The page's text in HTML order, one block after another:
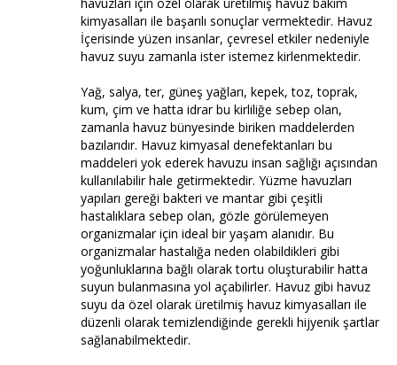
kimyasalları ile başarılı sonuçlar vermektedir. Havuz
İçerisinde yüzen insanlar, çevresel etkiler nedeniyle
havuz suyu zamanla ister istemez kirlenmektedir.
Yağ, salya, ter, güneş yağları, kepek, toz, toprak,
kum, çim ve hatta idrar bu kirliliğe sebep olan,
zamanla havuz bünyesinde biriken maddelerden
bazılarıdır. Havuz kimyasal denefektanları bu
maddeleri yok ederek havuzu insan sağlığı açısından
kullanılabilir hale getirmektedir. Yüzme havuzları
yapıları gereği bakteri ve mantar gibi çeşitli
hastalıklara sebep olan, gözle görülemeyen
organizmalar için ideal bir yaşam alanıdır. Bu
organizmalar hastalığa neden olabildikleri gibi
yoğunluklarına bağlı olarak tortu oluşturabilir hatta
suyun bulanmasına yol açabilirler. Havuz gibi havuz
suyu da özel olarak üretilmiş havuz kimyasalları ile
düzenli olarak temizlendiğinde gerekli hijyenik şartlar
sağlanabilmektedir.